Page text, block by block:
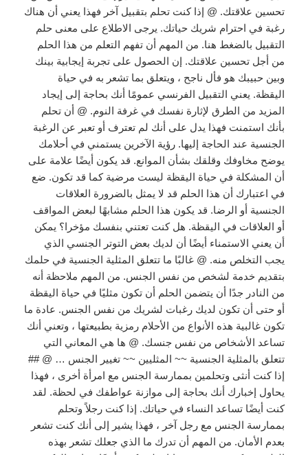
تحسين علاقتك. @ إذا كنت تحلم بتقبيل آخر فهذا يعني أن هناك
رغبة في احترام شريك حياتك. يرجى الاطلاع على معنى حلم
التقبيل بالضغط هنا. من المهم أن تفهم التعلم من هذا الحلم
من أجل تحسين علاقتك. إن الحصول على تجربة إيجابية بينك
وبين حبيبك هو فأل ناجح ، ويتعلق بما تشعر به في حياة
اليقظة. يعني التقبيل الفرنسي عمومًا أنك بحاجة إلى إيجاد
المزيد من الطرق لإثارة نفسك في غرفة النوم. @ أن تحلم
بأنك استمنت فهذا يدل على أنك لم تعترف أو تعبر عن الرغبة
الجنسية عند الحاجة إليها. رؤية الآخرين يستمني في أحلامك
يوضح مخاوفك وقلقك بشأن الموانع. قد يكون أيضًا علامة على
أن المشكلة في حياة اليقظة ليست مرضية كما قد تكون. ضع
في اعتبارك أن هذا الحلم قد لا يمثل بالضرورة العلاقات
الجنسية أو الرضا. قد يكون هذا الحلم مشابهًا لبعض المواقف
أو العلاقات في اليقظة. هل كنت تعتني بنفسك مؤخرا؟ يمكن
أن يعني الاستمناء أيضًا أن لديك بعض التوتر الجنسي الذي
يجب التخلص منه. @ غالبًا ما تتعلق المثلية الجنسية في حلمك
بتقديم خدمة لشخص من نفس الجنس. من المهم ملاحظة أنه
من النادر جدًا أن يتضمن الحلم أن تكون مثليًا في حياة اليقظة
أو حتى أن تكون لديك رغبات لشريك من نفس الجنس. عادة ما
تكون غالبية هذه الأنواع من الأحلام رمزية بطبيعتها ، وتعني أنك
تساعد الأشخاص من نفس جنسك. @ ها هي المعاني التي
تتعلق بالمثلية الجنسية ~~ المثليين ~~ تغيير الجنس … @ ##
إذا كنت أنثى وتحلمين بممارسة الجنس مع امرأة أخرى ، فهذا
يحاول إخبارك أنك بحاجة إلى موازنة عواطفك في لحظة. لقد
كنت أيضًا تساعد النساء في حياتك. إذا كنت رجلاً وتحلم
بممارسة الجنس مع رجل آخر ، فهذا يشير إلى أنك كنت تشعر
بعدم الأمان. من المهم أن تدرك ما الذي جعلك تشعر بهذه